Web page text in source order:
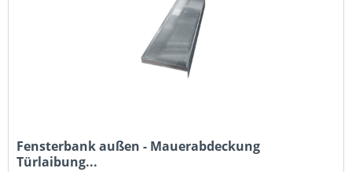
Fensterbank außen - Mauerabdeckung
Türlaibung...